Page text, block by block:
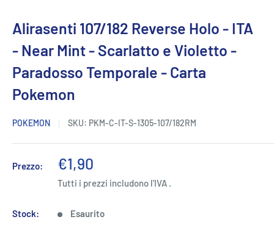
Alirasenti 107/182 Reverse Holo - ITA
- Near Mint - Scarlatto e Violetto -
Paradosso Temporale - Carta
Pokemon
POKEMON SKU: PKM-C-IT-S-1305-107/182RM
Prezzo:
Prezzo
scontato
€1,90
Tutti i prezzi includono l'IVA .
Stock: Esaurito